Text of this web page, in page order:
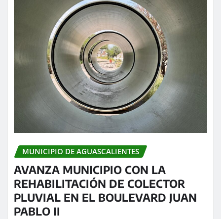
MUNICIPIO DE AGUASCALIENTES
AVANZA MUNICIPIO CON LA
REHABILITACIÓN DE COLECTOR
PLUVIAL EN EL BOULEVARD JUAN
PABLO II